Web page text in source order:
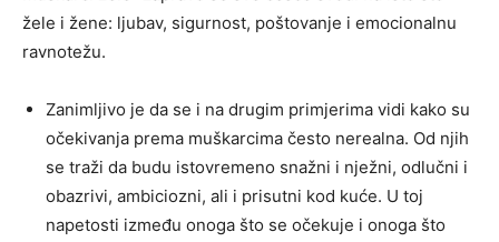
žele i žene: ljubav, sigurnost, poštovanje i emocionalnu
ravnotežu.
Zanimljivo je da se i na drugim primjerima vidi kako su
očekivanja prema muškarcima često nerealna. Od njih
se traži da budu istovremeno snažni i nježni, odlučni i
obazrivi, ambiciozni, ali i prisutni kod kuće. U toj
napetosti između onoga što se očekuje i onoga što